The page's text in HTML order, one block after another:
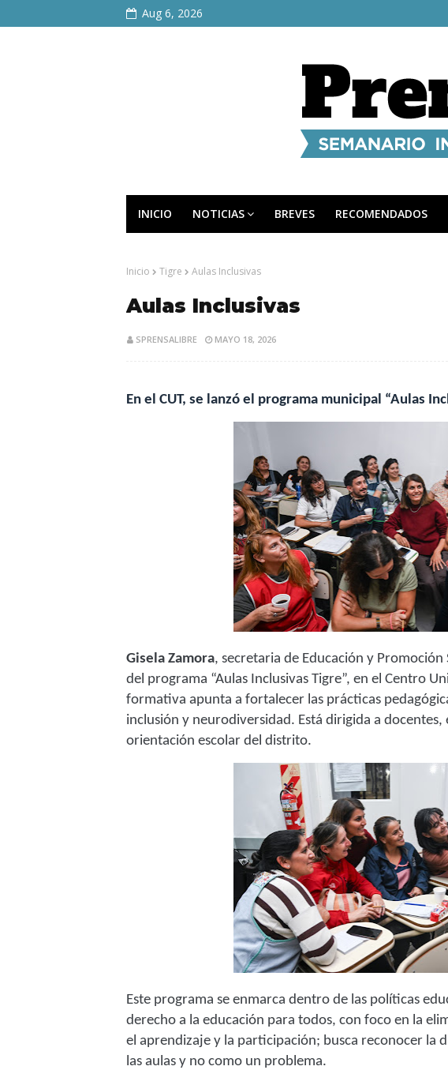
Aug 6, 2026
INICIO NOTICIAS BREVES RECOMENDADOS
Inicio Tigre Aulas Inclusivas
Aulas Inclusivas
SPRENSALIBRE MAYO 18, 2026
En el CUT, se lanzó el programa municipal “Aulas
Gisela Zamora, secretaria de Educación y Promoción
del programa “Aulas Inclusivas Tigre”, en el Centro
formativa apunta a fortalecer las prácticas
inclusión y neurodiversidad. Está dirigida a
orientación escolar del distrito.
Este programa se enmarca dentro de las políticas
derecho a la educación para todos, con foco en la
el aprendizaje y la participación; busca reconocer la
las aulas y no como un problema.